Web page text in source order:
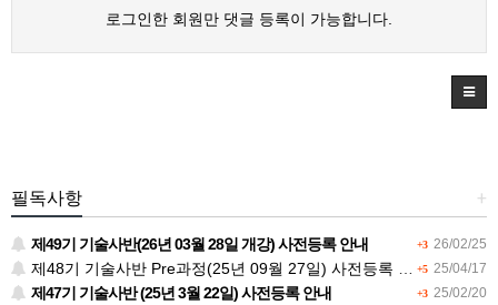
로그인한 회원만 댓글 등록이 가능합니다.
+
필독사항
+3 26/02/25
제49기 기술사반(26년 03월 28일 개강) 사전등록 안내
+5 25/04/17
제48기 기술사반 Pre과정(25년 09월 27일) 사전등록 안내
+3 25/02/20
제47기 기술사반 (25년 3월 22일) 사전등록 안내